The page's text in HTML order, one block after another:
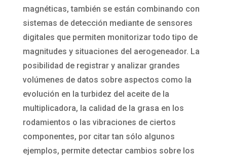
magnéticas, también se están combinando con
sistemas de detección mediante de sensores
digitales que permiten monitorizar todo tipo de
magnitudes y situaciones del aerogeneador. La
posibilidad de registrar y analizar grandes
volúmenes de datos sobre aspectos como la
evolución en la turbidez del aceite de la
multiplicadora, la calidad de la grasa en los
rodamientos o las vibraciones de ciertos
componentes, por citar tan sólo algunos
ejemplos, permite detectar cambios sobre los